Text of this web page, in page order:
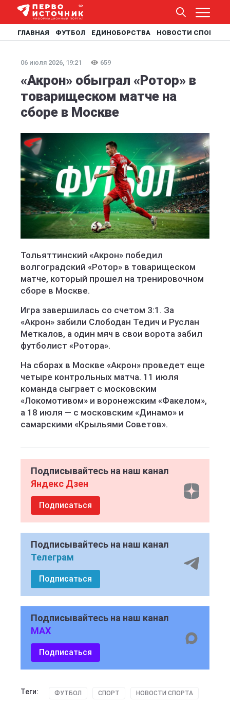
ГЛАВНАЯ ФУТБОЛ ЕДИНОБОРСТВА НОВОСТИ СПОРТА
06 июля 2026, 19:21 659
«Акрон» обыграл «Ротор» в
товарищеском матче на
сборе в Москве
Тольяттинский «Акрон» победил
волгоградский «Ротор» в товарищеском
матче, который прошел на тренировочном
сборе в Москве.
Игра завершилась со счетом 3:1. За
«Акрон» забили Слободан Тедич и Руслан
Меткалов, а один мяч в свои ворота забил
футболист «Ротора».
На сборах в Москве «Акрон» проведет еще
четыре контрольных матча. 11 июля
команда сыграет с московским
«Локомотивом» и воронежским «Факелом»,
а 18 июля — с московским «Динамо» и
самарскими «Крыльями Советов».
Подписывайтесь на наш канал
Яндекс Дзен
Подписаться
Подписывайтесь на наш канал
Телеграм
Подписаться
Подписывайтесь на наш канал
MAX
Подписаться
Теги: ФУТБОЛ СПОРТ НОВОСТИ СПОРТА